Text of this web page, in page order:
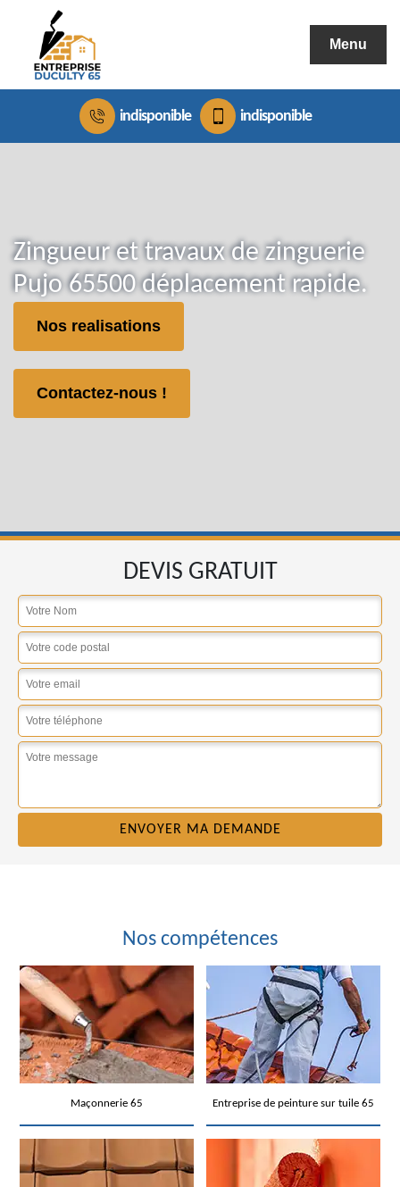
Menu
indisponible indisponible
Zingueur et travaux de zinguerie
Pujo 65500 déplacement rapide.
Nos realisations
Contactez-nous !
DEVIS GRATUIT
Nos compétences
Maçonnerie 65 Entreprise de peinture sur tuile 65